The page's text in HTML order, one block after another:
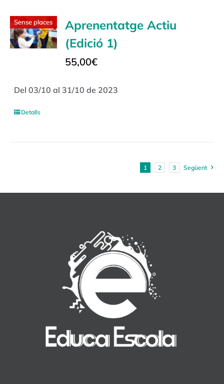
Sense places
Aprenentatge Actiu
(Edició 1)
55,00€
Del 03/10 al 31/10 de 2023
Detalls
1 2 3 Següent